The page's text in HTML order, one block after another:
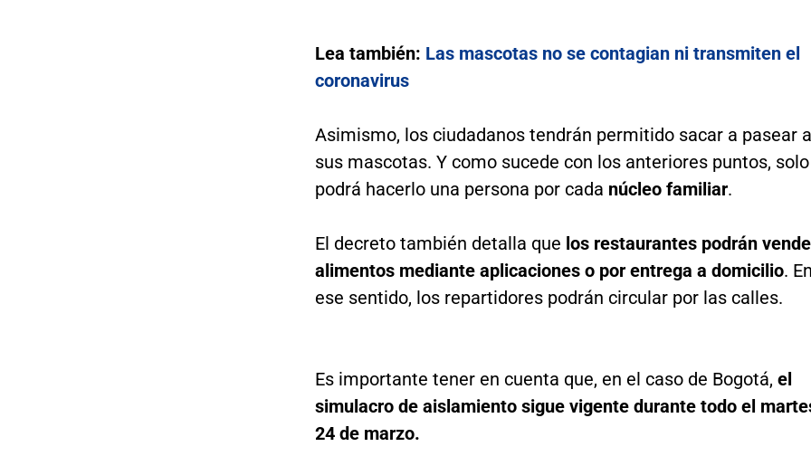
Lea también: Las mascotas no se contagian ni transmiten el
coronavirus
Asimismo, los ciudadanos tendrán permitido sacar a pasear a
sus mascotas. Y como sucede con los anteriores puntos, solo
podrá hacerlo una persona por cada núcleo familiar.
El decreto también detalla que los restaurantes podrán
alimentos mediante aplicaciones o por entrega a domicilio.
ese sentido, los repartidores podrán circular por las calles.
Es importante tener en cuenta que, en el caso de Bogotá, el
simulacro de aislamiento sigue vigente durante todo el
24 de marzo.